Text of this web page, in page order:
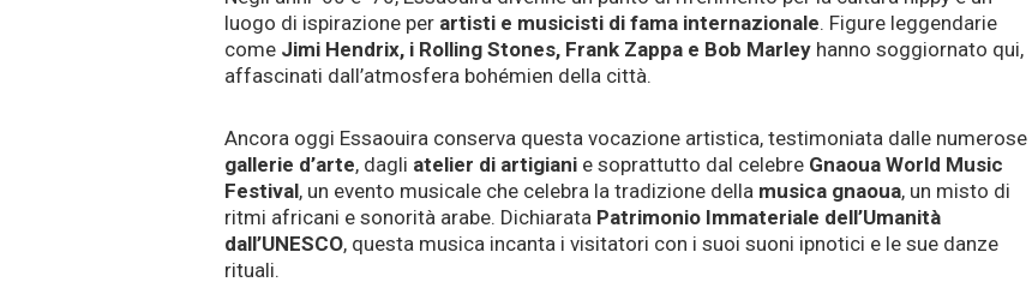
luogo di ispirazione per artisti e musicisti di fama internazionale. Figure leggendarie
come Jimi Hendrix, i Rolling Stones, Frank Zappa e Bob Marley hanno soggiornato qui,
affascinati dall’atmosfera bohémien della città.
Ancora oggi Essaouira conserva questa vocazione artistica, testimoniata dalle numerose
gallerie d’arte, dagli atelier di artigiani e soprattutto dal celebre Gnaoua World Music
Festival, un evento musicale che celebra la tradizione della musica gnaoua, un misto di
ritmi africani e sonorità arabe. Dichiarata Patrimonio Immateriale dell’Umanità
dall’UNESCO, questa musica incanta i visitatori con i suoi suoni ipnotici e le sue danze
rituali.